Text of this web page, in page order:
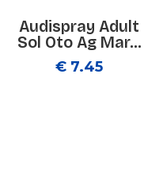
Audispray Adult
Sol Oto Ag Mar...
€ 7.45